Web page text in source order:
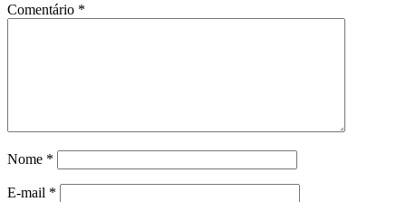
Comentário *
Nome *
E-mail *